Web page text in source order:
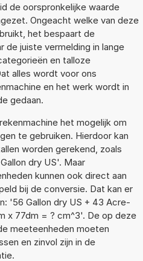
de oorspronkelijke waarde
Ongeacht welke van deze
het bespaart de
juiste vermelding in lange
en talloze
alles wordt voor ons
en het werk wordt in
gedaan.
het mogelijk om
te gebruiken. Hierdoor kan
worden gerekend, zoals
dry US'. Maar
kunnen ook direct aan
bij de conversie. Dat kan er
'56 Gallon dry US + 43 Acre-
x 77dm = ? cm^3'. De op deze
meeteenheden moeten
en zinvol zijn in de